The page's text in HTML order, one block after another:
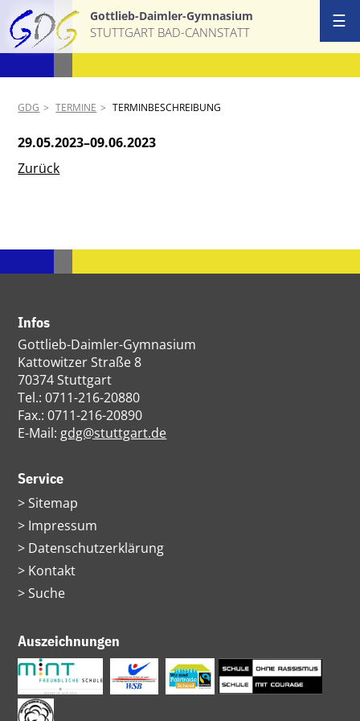
Gottlieb-Daimler-Gymnasium
STUTTGART BAD-CANNSTATT
GDG TERMINE TERMINBESCHREIBUNG
29.05.2023–09.06.2023
Zurück
☰
Infos
Gottlieb-Daimler-Gymnasium
Kattowitzer Straße 8
70374 Stuttgart
Tel.: 0711-216-20880
Fax.: 0711-216-20890
E-Mail: gdg@stuttgart.de
Service
Navigation
überspringen
Sitemap
Impressum
Datenschutzerklärung
Kontakt
Suche
Auszeichnungen